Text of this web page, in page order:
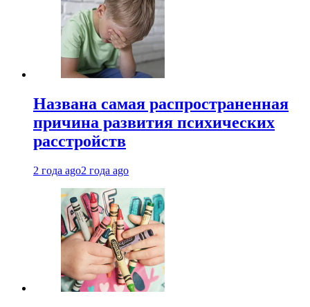
Названа самая распространенная
причина развития психических
расстройств
2 года ago2 года ago